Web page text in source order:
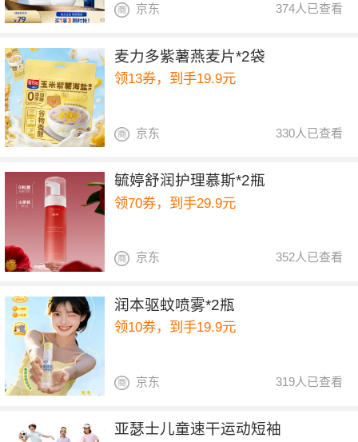
374人已查看
京东
麦力多紫薯燕麦片*2袋
领13券，到手19.9元
330人已查看
京东
毓婷舒润护理慕斯*2瓶
领70券，到手29.9元
352人已查看
京东
润本驱蚊喷雾*2瓶
领10券，到手19.9元
319人已查看
京东
亚瑟士儿童速干运动短袖